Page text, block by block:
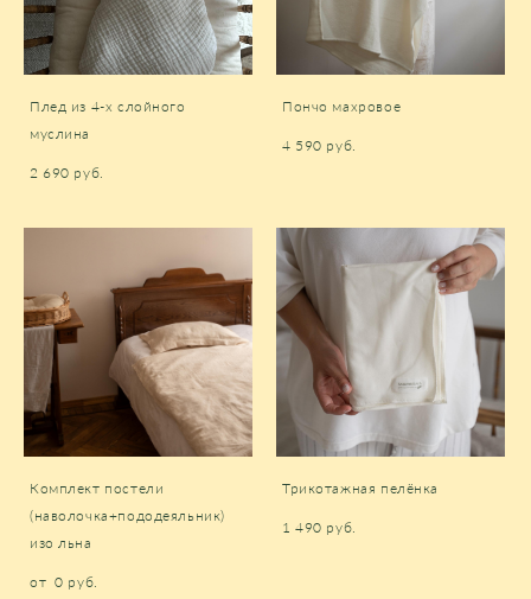
Плед из 4-х слойного
муслина
2 690 pуб.
Пончо махровое
4 590 pуб.
Комплект постели
(наволочка+пододеяльник)
изо льна
от 0 pуб.
Трикотажная пелёнка
1 490 pуб.